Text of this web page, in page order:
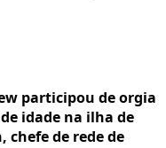
participou de orgia
idade na ilha de
chefe de rede de